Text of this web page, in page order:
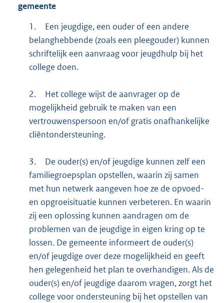
gemeente
1.
Een jeugdige, een ouder of een andere
belanghebbende (zoals een pleegouder) kunnen
schriftelijk een aanvraag voor jeugdhulp bij het
college doen.
2.
Het college wijst de aanvrager op de
mogelijkheid gebruik te maken van een
vertrouwenspersoon en/of gratis onafhankelijke
cliëntondersteuning.
3.
De ouder(s) en/of jeugdige kunnen zelf een
familiegroepsplan opstellen, waarin zij samen
met hun netwerk aangeven hoe ze de opvoed-
en opgroeisituatie kunnen verbeteren. En waarin
zij een oplossing kunnen aandragen om de
problemen van de jeugdige in eigen kring op te
lossen. De gemeente informeert de ouder(s)
en/of jeugdige over deze mogelijkheid en geeft
hen gelegenheid het plan te overhandigen. Als de
ouder(s) en/of jeugdige daarom vragen, zorgt het
college voor ondersteuning bij het opstellen van